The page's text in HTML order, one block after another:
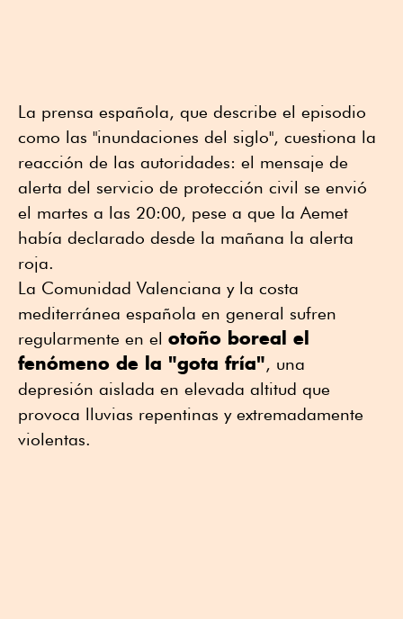
La prensa española, que describe el episodio
como las "inundaciones del siglo", cuestiona la
reacción de las autoridades: el mensaje de
alerta del servicio de protección civil se envió
el martes a las 20:00, pese a que la Aemet
había declarado desde la mañana la alerta
roja.
La Comunidad Valenciana y la costa
mediterránea española en general sufren
regularmente en el otoño boreal el
fenómeno de la "gota fría", una
depresión aislada en elevada altitud que
provoca lluvias repentinas y extremadamente
violentas.